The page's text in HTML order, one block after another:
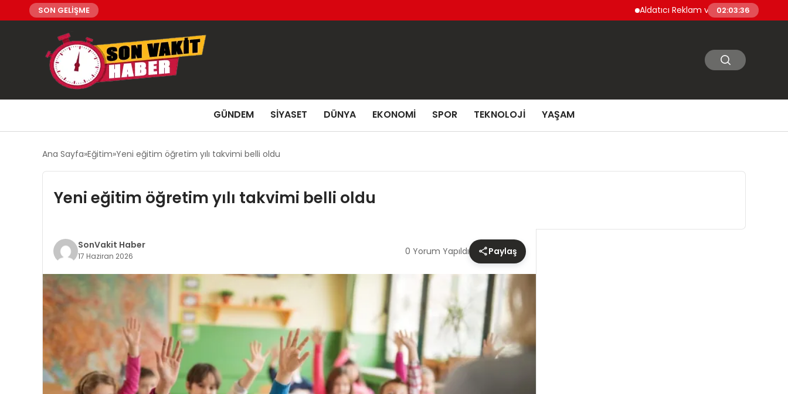
SON GELİŞME Aldatıcı Reklam ve Uygulamalara Yeni
02:03:37
GÜNDEM SIYASET DÜNYA EKONOMI SPOR TEKNOLOJI YAŞAM
Ana Sayfa Eğitim Yeni eğitim öğretim yılı takvimi belli oldu
Yeni eğitim öğretim yılı takvimi belli oldu
SonVakit Haber
17 Haziran 2026 0 Yorum Yapıldı Paylaş